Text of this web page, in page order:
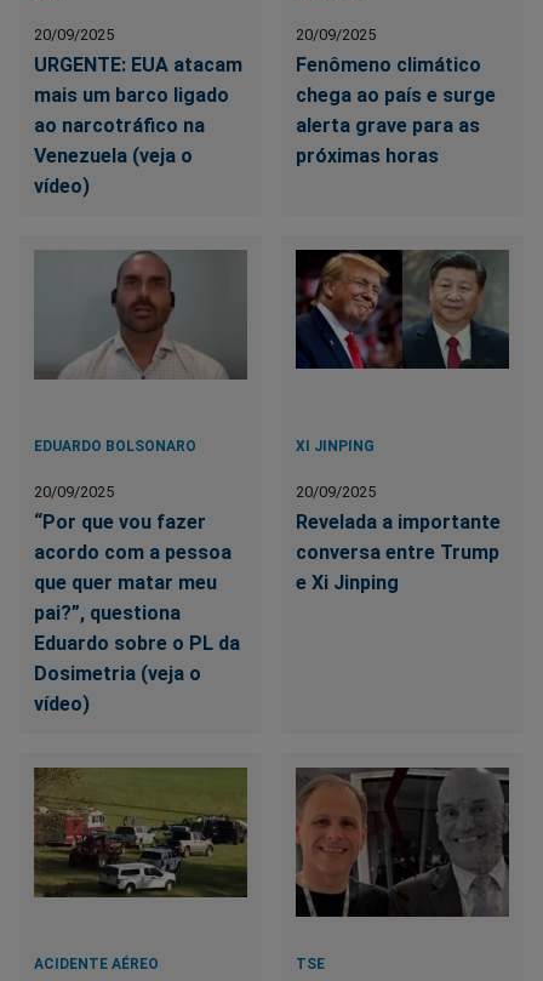
20/09/2025
URGENTE: EUA atacam
mais um barco ligado
ao narcotráfico na
Venezuela (veja o
vídeo)
20/09/2025
Fenômeno climático
chega ao país e surge
alerta grave para as
próximas horas
EDUARDO BOLSONARO
20/09/2025
“Por que vou fazer
acordo com a pessoa
que quer matar meu
pai?”, questiona
Eduardo sobre o PL da
Dosimetria (veja o
vídeo)
XI JINPING
20/09/2025
Revelada a importante
conversa entre Trump
e Xi Jinping
ACIDENTE AÉREO TSE